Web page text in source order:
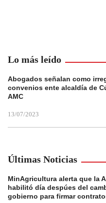
Lo más leído
Abogados señalan como
convenios ente alcaldía de
AMC
13/07/2023
Últimas Noticias
MinAgricultura alerta que la
habilitó día despúes del
gobierno para firmar